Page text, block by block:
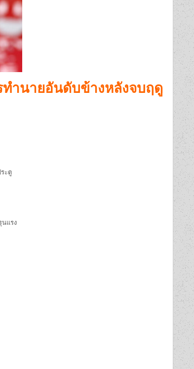
ทำนายอันดับข้างหลังจบฤดู
ะตู
นแรง